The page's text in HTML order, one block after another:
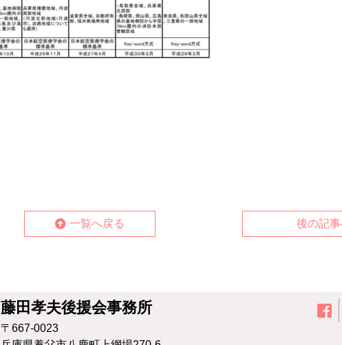
後の記
一覧へ戻る
藤田孝夫後援会事務所
〒667-0023